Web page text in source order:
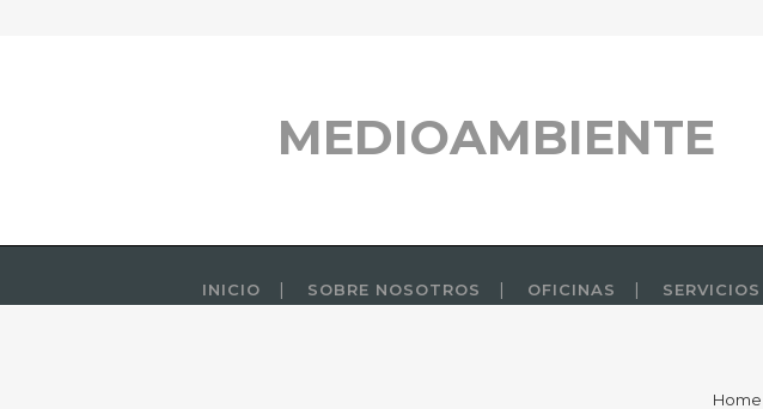
MEDIOAMBIENTE
INICIO SOBRE NOSOTROS OFICINAS SERVICIOS
Home